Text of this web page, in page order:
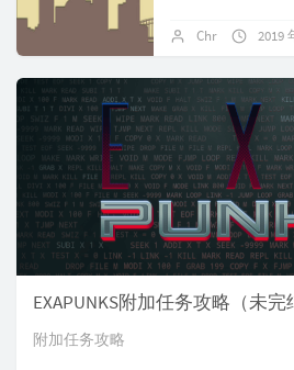
Chr 2019
EXAPUNKS附加任务攻略（未完
附加任务攻略